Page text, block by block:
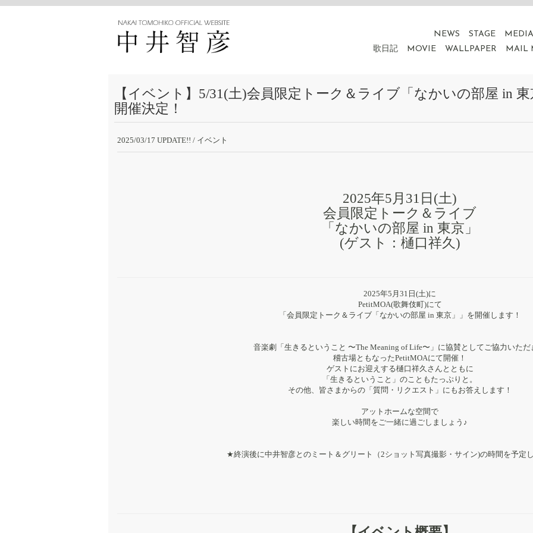
NEWS STAGE MEDIA
歌日記
MOVIE WALLPAPER MAIL
【イベント】5/31(土)会員限定トーク＆ライブ「なかいの部屋 in
開催決定！
2025/03/17 UPDATE!! / イベント
2025年5月31日(土)
会員限定トーク＆ライブ
「なかいの部屋 in 東京」
(ゲスト：樋口祥久)
2025年5月31日(土)に
PetitMOA(歌舞伎町)にて
「会員限定トーク＆ライブ「なかいの部屋 in 東京」」を開催します！
音楽劇「生きるということ 〜The Meaning of Life〜」に協賛としてご協力いただ
稽古場ともなったPetitMOAにて開催！
ゲストにお迎えする樋口祥久さんとともに
「生きるということ」のこともたっぷりと。
その他、皆さまからの「質問・リクエスト」にもお答えします！
アットホームな空間で
楽しい時間をご一緒に過ごしましょう♪
★終演後に中井智彦とのミート＆グリート（2ショット写真撮影・サイン)の時間を予定し